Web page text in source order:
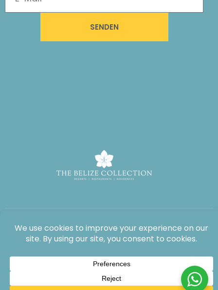
SENDEN
Alle Rechte vorbehalten: The Lodge at Jaguar Reef, 2026®.